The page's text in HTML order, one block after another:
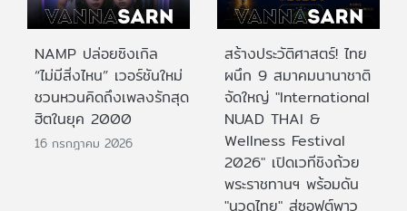
NAMP ปล่อยซิงเกิล
“ไม่มีสิ่งไหน” เวอร์ชันใหม่
ชวนหวนคิดถึงเพลงรักสุด
ฮิตในยุค 2000
16 กรกฎาคม 2026
สร้างประวัติศาสตร์! ไทย
ผนึก 9 สมาคมนานาชาติ
จัดใหญ่ "International
NUAD THAI &
Wellness Festival
2026" เปิดเวทีชิงถ้วย
พระราชทานฯ พร้อมดัน
"นวดไทย" สู่ซอฟต์พาว